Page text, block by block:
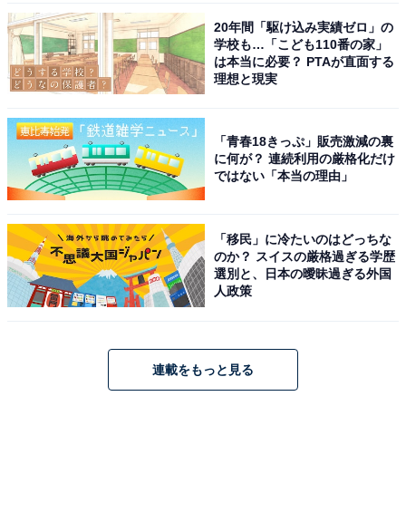
低温調理ができるので、パンの一次発酵・二次発酵
からそのまま焼き上げまでスムーズに作れるのが嬉
しい。操作もシンプルで使い勝手が良いです
朝のトーストをワンランク上の美味しさにしたい人はも
ちろん、揚げ物の温め直しを美味しくヘルシーにしたい
人、パン作りや本格的なオーブン料理に挑戦したい新生
活・買い替えの方に広くおすすめできる万能トースター
です。
あわせて読みたい
【Amazonセール】Anker「AC式充電器」が
20年間「駆け込み実績ゼロ」の
学校も…「こども110番の家」
は本当に必要？ PTAが直面する
理想と現実
「青春18きっぷ」販売激減の裏
に何が？ 連続利用の厳格化だけ
ではない「本当の理由」
「移民」に冷たいのはどっちな
のか？ スイスの厳格過ぎる学歴
選別と、日本の曖昧過ぎる外国
人政策
連載をもっと見る